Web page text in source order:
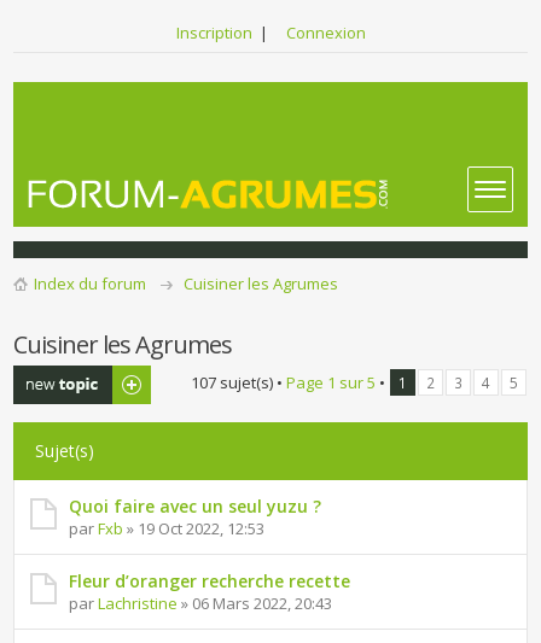
Inscription | Connexion
Index du forum Cuisiner les Agrumes
Cuisiner les Agrumes
Publier un
nouveau sujet
107 sujet(s) • Page 1 sur5 • 1 2 3 4 5
Sujet(s)
Quoi faire avec un seul yuzu ?
parFxb » 19 Oct 2022, 12:53
Fleur d’oranger recherche recette
parLachristine » 06 Mars 2022, 20:43